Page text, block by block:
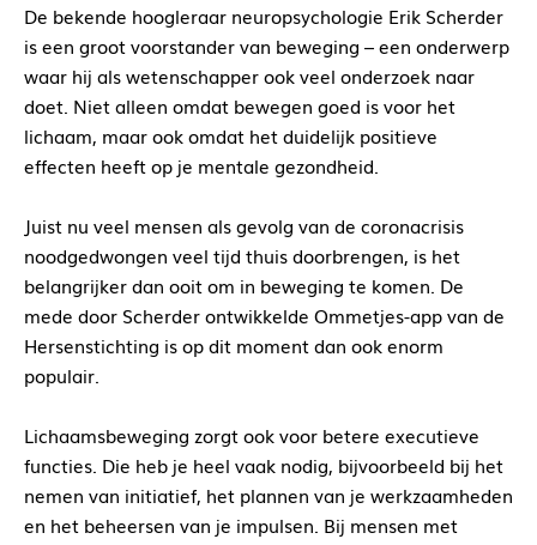
De bekende hoogleraar neuropsychologie Erik Scherder
is een groot voorstander van beweging – een onderwerp
waar hij als wetenschapper ook veel onderzoek naar
doet. Niet alleen omdat bewegen goed is voor het
lichaam, maar ook omdat het duidelijk positieve
effecten heeft op je mentale gezondheid.
Juist nu veel mensen als gevolg van de coronacrisis
noodgedwongen veel tijd thuis doorbrengen, is het
belangrijker dan ooit om in beweging te komen. De
mede door Scherder ontwikkelde Ommetjes-app van de
Hersenstichting is op dit moment dan ook enorm
populair.
Lichaamsbeweging zorgt ook voor betere executieve
functies. Die heb je heel vaak nodig, bijvoorbeeld bij het
nemen van initiatief, het plannen van je werkzaamheden
en het beheersen van je impulsen. Bij mensen met